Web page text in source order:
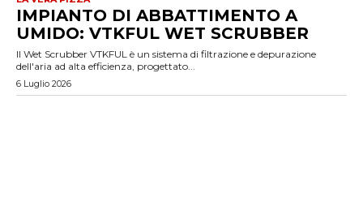
IMPIANTO DI ABBATTIMENTO A
UMIDO: VTKFUL WET SCRUBBER
Il Wet Scrubber VTKFUL è un sistema di filtrazione e depurazione
dell'aria ad alta efficienza, progettato...
6 Luglio 2026